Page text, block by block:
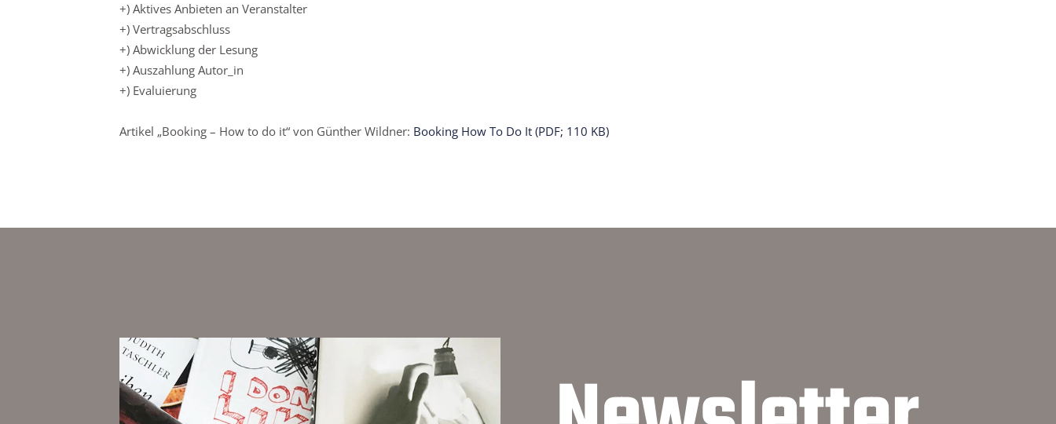
+) Aktives Anbieten an Veranstalter
+) Vertragsabschluss
+) Abwicklung der Lesung
+) Auszahlung Autor_in
+) Evaluierung
Artikel „Booking – How to do it“ von Günther Wildner: Booking How To Do It (PDF; 110 KB)